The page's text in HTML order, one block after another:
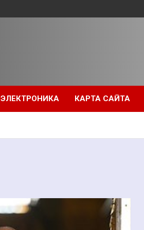
ЭЛЕКТРОНИКА КАРТА САЙТА